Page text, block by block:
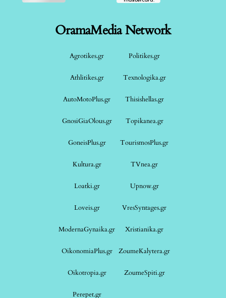
OramaMedia Network
Agrotikes.gr Politikes.gr
Athlitikes.gr Texnologika.gr
AutoMotoPlus.gr Thisishellas.gr
GnosiGiaOlous.gr Topikanea.gr
GoneisPlus.gr TourismosPlus.gr
Kultura.gr TVnea.gr
Loatki.gr Upnow.gr
Loveis.gr VresSyntages.gr
ModernaGynaika.gr Xristianika.gr
OikonomiaPlus.gr ZoumeKalytera.gr
Oikotropia.gr ZoumeSpiti.gr
Perepet.gr